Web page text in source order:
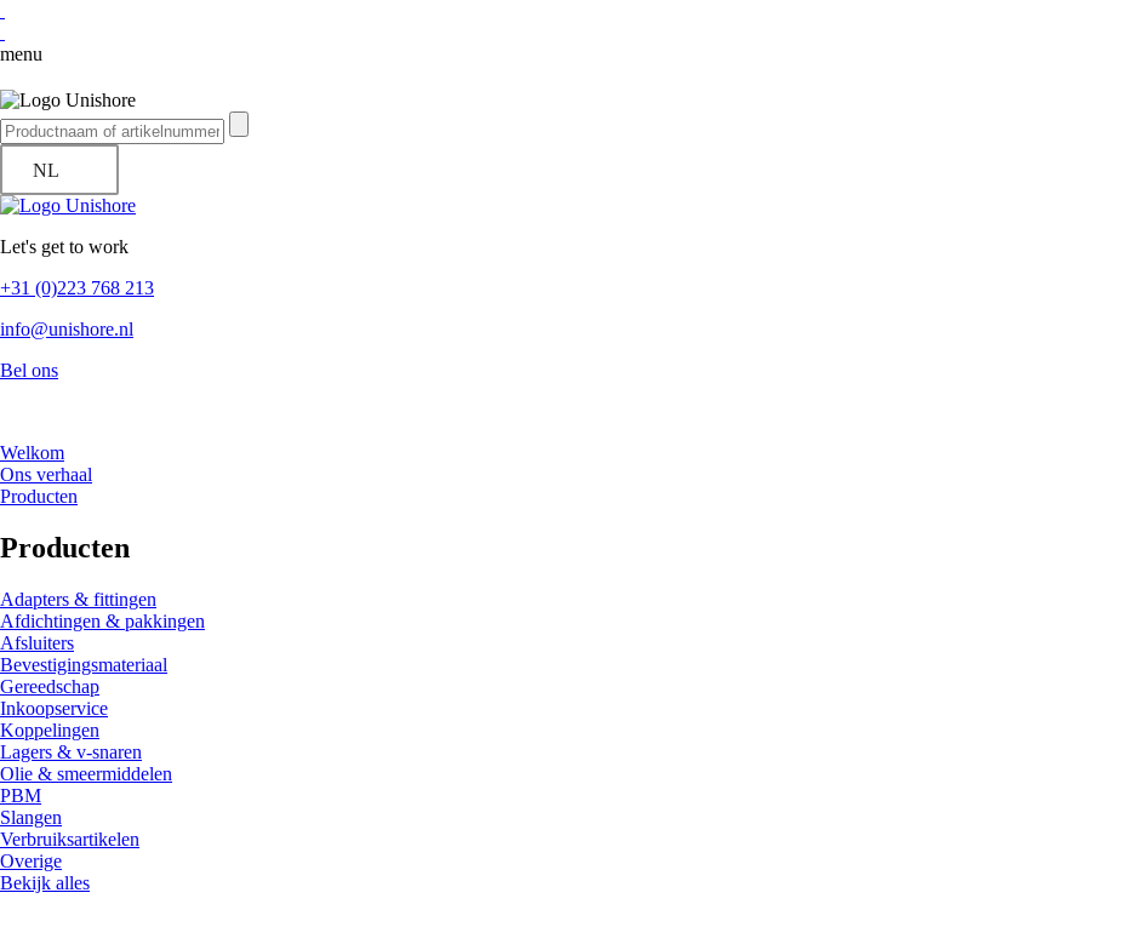
menu
NL
Let's get to work
+31 (0)223 768 213
info@unishore.nl
Bel ons
Welkom
Ons verhaal
Producten
Producten
Adapters & fittingen
Afdichtingen & pakkingen
Afsluiters
Bevestigingsmateriaal
Gereedschap
Inkoopservice
Koppelingen
Lagers & v-snaren
Olie & smeermiddelen
PBM
Slangen
Verbruiksartikelen
Overige
Bekijk alles